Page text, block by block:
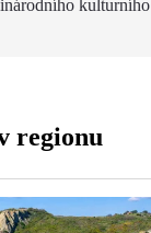
kulturního
regionu